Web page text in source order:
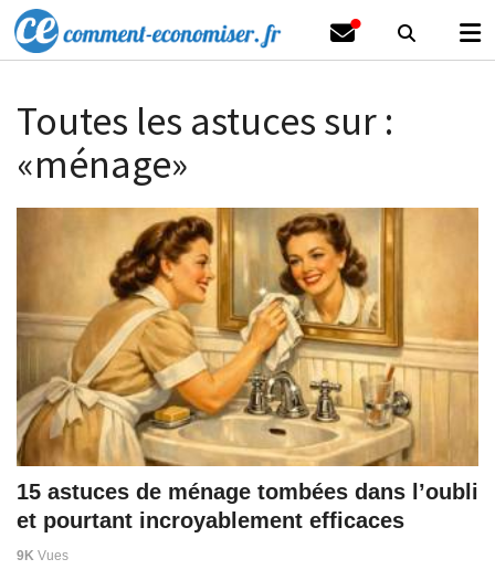
Toutes les astuces sur :
«ménage»
15 astuces de ménage tombées dans l’oubli
et pourtant incroyablement efficaces
9K Vues